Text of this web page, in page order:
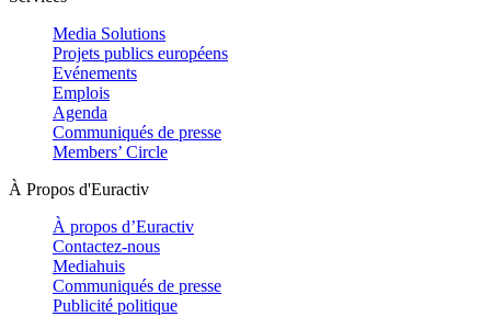
Media Solutions
Projets publics européens
Evénements
Emplois
Agenda
Communiqués de presse
Members’ Circle
À Propos d'Euractiv
À propos d’Euractiv
Contactez-nous
Mediahuis
Communiqués de presse
Publicité politique